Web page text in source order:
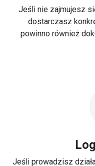
Jeśli nie zajmujesz
dostarczasz
powinno również
Jeśli prowadzisz